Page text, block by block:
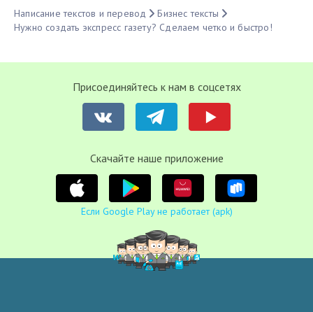
Написание текстов и перевод
Бизнес тексты
Нужно создать экспресс газету? Сделаем четко и быстро!
Присоединяйтесь к нам в соцсетях
Cкачайте наше приложение
Если Google Play не работает (apk)